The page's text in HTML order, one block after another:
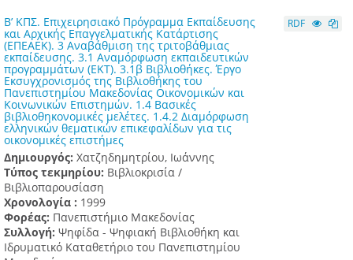
Β’ ΚΠΣ. Επιχειρησιακό Πρόγραμμα Εκπαίδευσης
και Αρχικής Επαγγελματικής Κατάρτισης
(ΕΠΕΑΕΚ). 3 Αναβάθμιση της τριτοβάθμιας
εκπαίδευσης. 3.1 Αναμόρφωση εκπαιδευτικών
προγραμμάτων (ΕΚΤ). 3.1β Βιβλιοθήκες. Έργο
Εκσυγχρονισμός της Βιβλιοθήκης του
Πανεπιστημίου Μακεδονίας Οικονομικών και
Κοινωνικών Επιστημών. 1.4 Βασικές
βιβλιοθηκονομικές μελέτες. 1.4.2 Διαμόρφωση
ελληνικών θεματικών επικεφαλίδων για τις
οικονομικές επιστήμες
Δημιουργός: Χατζηδημητρίου, Ιωάννης
Τύπος τεκμηρίου: Βιβλιοκρισία /
Βιβλιοπαρουσίαση
Χρονολογία : 1999
Φορέας: Πανεπιστήμιο Μακεδονίας
Συλλογή: Ψηφίδα - Ψηφιακή Βιβλιοθήκη και
Ιδρυματικό Καταθετήριο του Πανεπιστημίου
RDF